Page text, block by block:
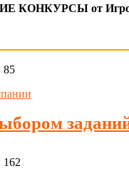
КОНКУРСЫ от
85
162